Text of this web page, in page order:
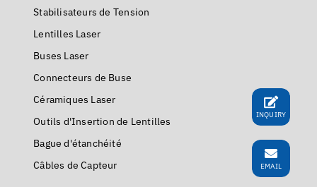
Stabilisateurs de Tension
Lentilles Laser
Buses Laser
Connecteurs de Buse
Céramiques Laser
Outils d'Insertion de Lentilles
Bague d'étanchéité
Câbles de Capteur
INQUIRY
EMAIL